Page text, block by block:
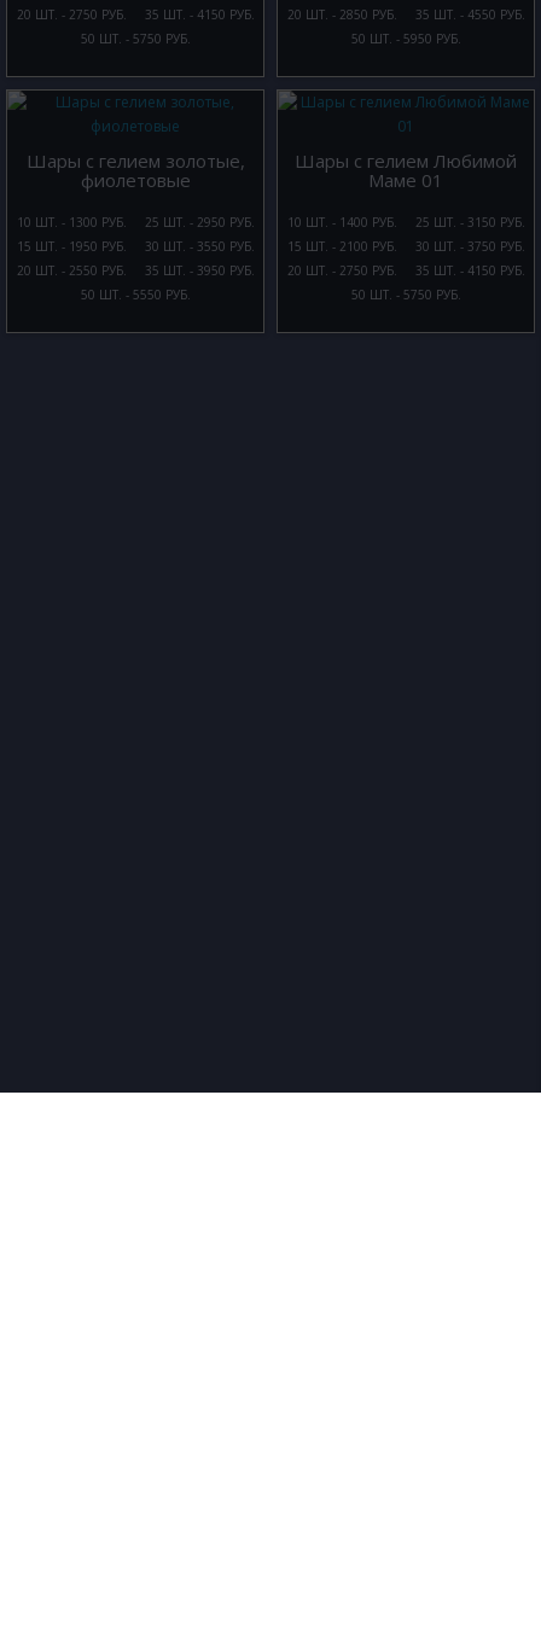
20 ШТ. - 2750 РУБ.
35 ШТ. - 4150 РУБ.
50 ШТ. - 5750 РУБ.
20 ШТ. - 2850 РУБ.
35 ШТ. - 4550 РУБ.
50 ШТ. - 5950 РУБ.
Шары с гелием золотые,
фиолетовые
10 ШТ. - 1300 РУБ.
15 ШТ. - 1950 РУБ.
20 ШТ. - 2550 РУБ.
25 ШТ. - 2950 РУБ.
30 ШТ. - 3550 РУБ.
35 ШТ. - 3950 РУБ.
50 ШТ. - 5550 РУБ.
Шары с гелием Любимой
Маме 01
10 ШТ. - 1400 РУБ.
15 ШТ. - 2100 РУБ.
20 ШТ. - 2750 РУБ.
25 ШТ. - 3150 РУБ.
30 ШТ. - 3750 РУБ.
35 ШТ. - 4150 РУБ.
50 ШТ. - 5750 РУБ.